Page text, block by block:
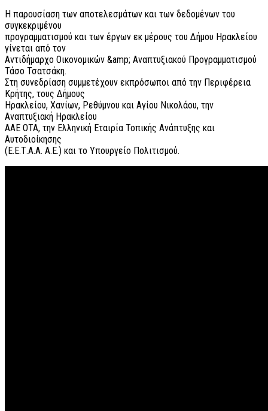
Η παρουσίαση των αποτελεσμάτων και των δεδομένων του
συγκεκριμένου
προγραμματισμού και των έργων εκ μέρους του Δήμου Ηρακλείου
γίνεται από τον
Αντιδήμαρχο Οικονομικών &amp; Αναπτυξιακού Προγραμματισμού
Τάσο Τσατσάκη.
Στη συνεδρίαση συμμετέχουν εκπρόσωποι από την Περιφέρεια
Κρήτης, τους Δήμους
Ηρακλείου, Χανίων, Ρεθύμνου και Αγίου Νικολάου, την
Αναπτυξιακή Ηρακλείου
ΑΑΕ ΟΤΑ, την Ελληνική Εταιρία Τοπικής Ανάπτυξης και
Αυτοδιοίκησης
(Ε.Ε.Τ.Α.Α. Α.Ε.) και το Υπουργείο Πολιτισμού.